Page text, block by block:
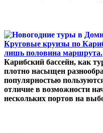
Круговые круизы по
лишь половина маршрута.
Карибский бассейн, как
плотно насыщен
популярностью
отличие в возможности
нескольких портов на